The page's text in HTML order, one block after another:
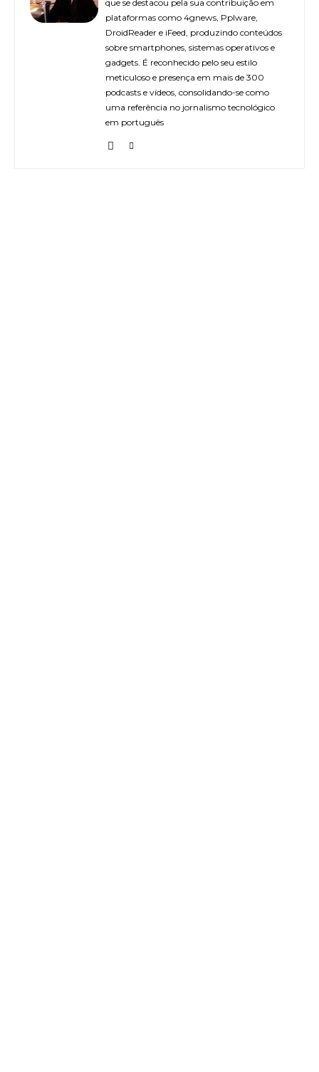
que se destacou pela sua contribuição em
plataformas como 4gnews, Pplware,
DroidReader e iFeed, produzindo conteúdos
sobre smartphones, sistemas operativos e
gadgets. É reconhecido pelo seu estilo
meticuloso e presença em mais de 300
podcasts e vídeos, consolidando-se como
uma referência no jornalismo tecnológico
em português